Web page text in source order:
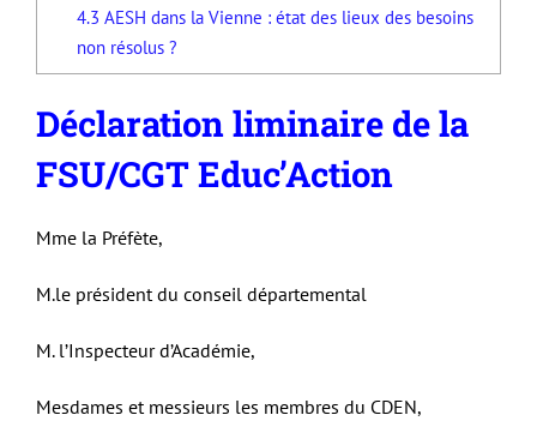
4.3 AESH dans la Vienne : état des lieux des besoins
non résolus ?
Déclaration liminaire de la
FSU/CGT Educ’Action
Mme la Préfète,
M.le président du conseil départemental
M. l’Inspecteur d’Académie,
Mesdames et messieurs les membres du CDEN,